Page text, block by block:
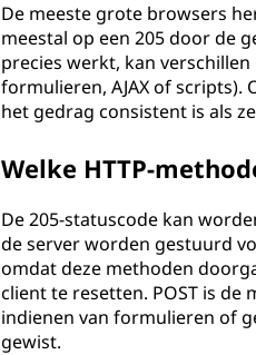
De meeste grote browsers
meestal op een 205 door de
precies werkt, kan
formulieren, AJAX of scripts).
het gedrag consistent is als
Welke HTTP-
De 205-statuscode kan
de server worden gestuurd
omdat deze methoden
client te resetten. POST is
indienen van formulieren of
gewist.